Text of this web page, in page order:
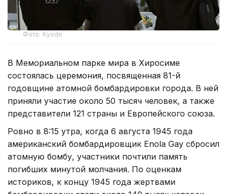
Фото: Kyodo
В Мемориальном парке мира в Хиросиме
состоялась церемония, посвященная 81-й
годовщине атомной бомбардировки города. В ней
приняли участие около 50 тысяч человек, а также
представители 121 страны и Европейского союза.
Ровно в 8:15 утра, когда 6 августа 1945 года
американский бомбардировщик Enola Gay сбросил
атомную бомбу, участники почтили память
погибших минутой молчания. По оценкам
историков, к концу 1945 года жертвами